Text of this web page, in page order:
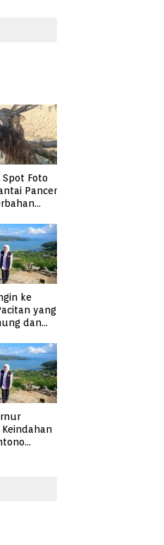
Spot Foto
Pancer
ke
yang
dan